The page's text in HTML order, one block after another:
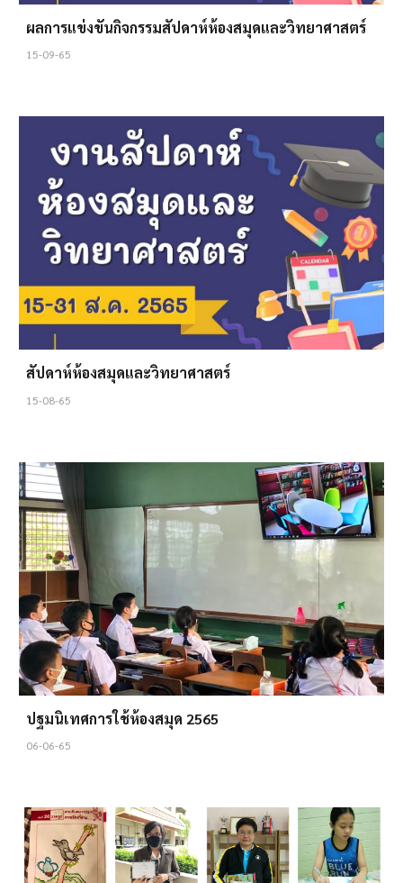
ผลการแข่งขันกิจกรรมสัปดาห์ห้องสมุดและวิทยาศาสตร์
15-09-65
สัปดาห์ห้องสมุดและวิทยาศาสตร์
15-08-65
ปฐมนิเทศการใช้ห้องสมุด 2565
06-06-65